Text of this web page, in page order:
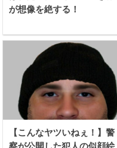
が想像を絶する！
【こんなヤツいねぇ！】警
察が公開した犯人の似顔絵